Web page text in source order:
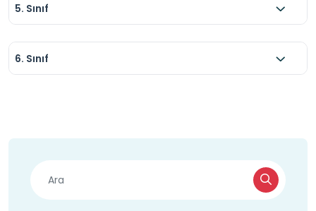
5. Sınıf
6. Sınıf